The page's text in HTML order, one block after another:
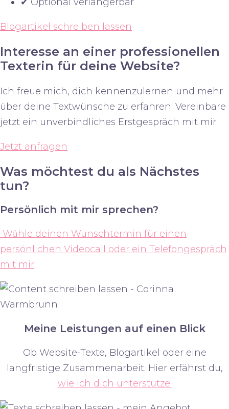
Blogartikel schreiben lassen
Interesse an einer professionellen
Texterin für deine Website?
Ich freue mich, dich kennenzulernen und mehr
über deine Textwünsche zu erfahren! Vereinbare
jetzt ein unverbindliches Erstgespräch mit mir.
Jetzt anfragen
Was möchtest du als Nächstes
tun?
Persönlich mit mir sprechen?
Wähle deinen Wunschtermin für einen
persönlichen Videocall oder ein Telefongespräch
mit mir
Meine Leistungen auf einen Blick
Ob Website-Texte, Blogartikel oder eine
langfristige Zusammenarbeit. Hier erfährst du,
wie ich dich unterstütze.